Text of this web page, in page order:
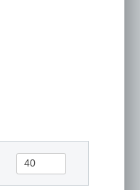
40